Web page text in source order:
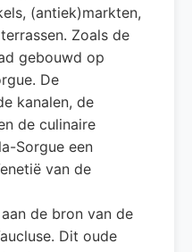
(antiek)markten,
Zoals de
gebouwd op
De
kanalen, de
de culinaire
Sorgue een
van de
de bron van de
Dit oude